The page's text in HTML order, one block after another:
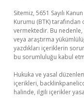
Sitemiz, 5651 Sayılı
Kurumu (BTK) tarafından
vermektedir. Bu
veya araştırma
yazdıkları içeriklerin
bu sorumluluğu kabul
Hukuka ve yasal
içerikleri,
halinde, ilgili içerikler